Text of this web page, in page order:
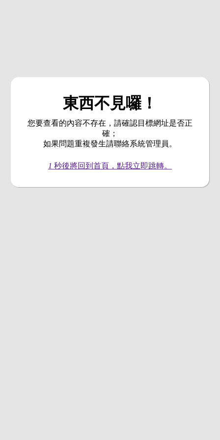
東西不見囉！
您要查看的內容不存在，請確認目標網址是否正
確；
如果問題重複發生請聯絡系統管理員。
1 秒後將回到首頁，點我立即跳轉。